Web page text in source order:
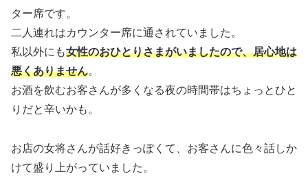
ター席です。
二人連れはカウンター席に通されていました。
私以外にも女性のおひとりさまがいましたので、居心地は
悪くありません。
お酒を飲むお客さんが多くなる夜の時間帯はちょっとひと
りだと辛いかも。
お店の女将さんが話好きっぽくて、お客さんに色々話しか
けて盛り上がっていました。